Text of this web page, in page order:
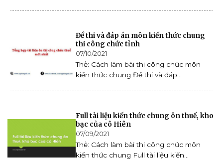
Đề thi và đáp án môn kiến thức chung
thi công chức tỉnh
07/10/2021
Thẻ: Cách làm bài thi công chức môn
kiến thức chung Đề thi và đáp...
Full tài liệu kiến thức chung ôn thuế, kho
bạc của cô Hiên
07/09/2021
Thẻ: Cách làm bài thi công chức môn
kiến thức chung Full tài liệu kiến...